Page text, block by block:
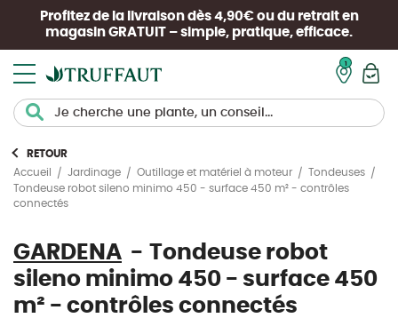
Profitez de la livraison dès 4,90€ ou du retrait en
magasin GRATUIT – simple, pratique, efficace.
RETOUR
Accueil
Jardinage Outillage et matériel à moteur
Tondeuses
Tondeuse robot sileno minimo 450 - surface 450 m² - contrôles
connectés
GARDENA
Tondeuse robot
sileno minimo 450 - surface 450
m² - contrôles connectés